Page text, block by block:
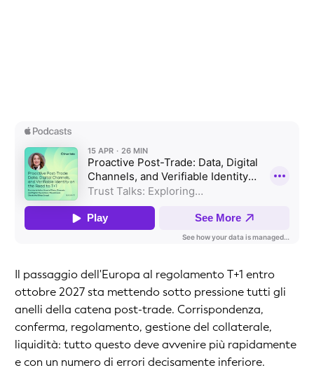
Il passaggio dell'Europa al regolamento T+1 entro
ottobre 2027 sta mettendo sotto pressione tutti gli
anelli della catena post-trade. Corrispondenza,
conferma, regolamento, gestione del collaterale,
liquidità: tutto questo deve avvenire più rapidamente
e con un numero di errori decisamente inferiore.